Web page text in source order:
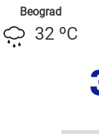
Beograd
32 ºC